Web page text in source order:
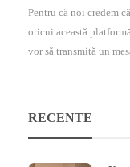
Pentru că noi credem
oricui această
vor să transmită un
RECENTE